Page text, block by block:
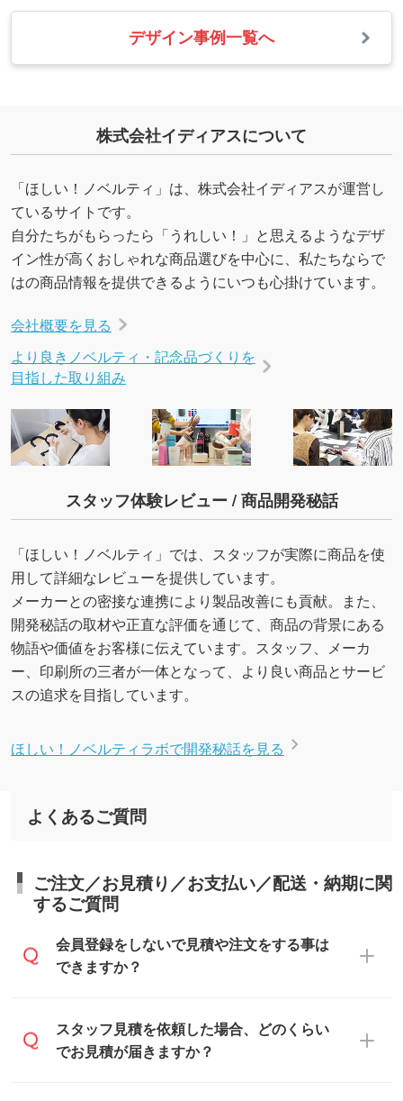
デザイン事例一覧へ
株式会社イディアスについて
「ほしい！ノベルティ」は、株式会社イディアスが運営し
ているサイトです。
自分たちがもらったら「うれしい！」と思えるようなデザ
イン性が高くおしゃれな商品選びを中心に、私たちならで
はの商品情報を提供できるようにいつも心掛けています。
会社概要を見る
より良きノベルティ・記念品づくりを
目指した取り組み
スタッフ体験レビュー / 商品開発秘話
「ほしい！ノベルティ」では、スタッフが実際に商品を使
用して詳細なレビューを提供しています。
メーカーとの密接な連携により製品改善にも貢献。また、
開発秘話の取材や正直な評価を通じて、商品の背景にある
物語や価値をお客様に伝えています。スタッフ、メーカ
ー、印刷所の三者が一体となって、より良い商品とサービ
スの追求を目指しています。
ほしい！ノベルティラボで開発秘話を見る
よくあるご質問
ご注文／お見積り／お支払い／配送・納期に関
するご質問
会員登録をしないで見積や注文をする事は
できますか？
可能です。見積・注文フォームにて『ゲス
トのまま進む』ボタンからお進みのうえ、
スタッフ見積を依頼した場合、どのくらい
でお見積が届きますか？